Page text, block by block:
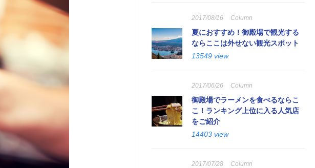
2017/08/16 Column
夏におすすめ！御殿場で観光する
ならここは外せない観光スポット
13549 view
2017/06/26 Column
御殿場でラーメンを食べるならこ
こ！ランキング上位に入る人気店
をご紹介
14403 view
2017/07/28 Column